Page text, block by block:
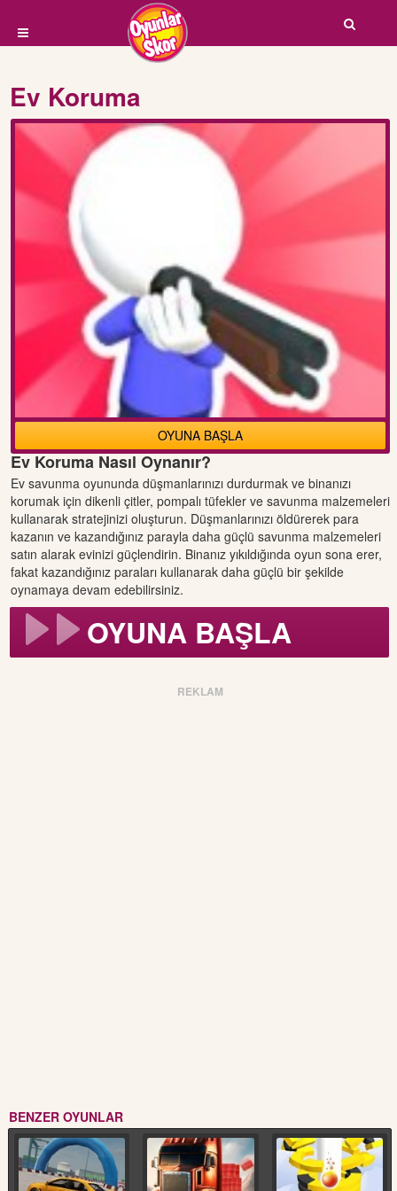
Ev Koruma
OYUNA BAŞLA
Ev Koruma Nasıl Oynanır?
Ev savunma oyununda düşmanlarınızı durdurmak ve binanızı
korumak için dikenli çitler, pompalı tüfekler ve savunma malzemeleri
kullanarak stratejinizi oluşturun. Düşmanlarınızı öldürerek para
kazanın ve kazandığınız parayla daha güçlü savunma malzemeleri
satın alarak evinizi güçlendirin. Binanız yıkıldığında oyun sona erer,
fakat kazandığınız paraları kullanarak daha güçlü bir şekilde
oynamaya devam edebilirsiniz.
OYUNA BAŞLA
REKLAM
BENZER OYUNLAR